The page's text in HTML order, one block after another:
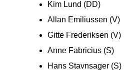
Kim Lund (DD)
Allan Emiliussen (V)
Gitte Frederiksen (V)
Anne Fabricius (S)
Hans Stavnsager (S)